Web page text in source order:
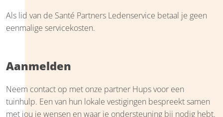
Als lid van de Santé Partners Ledenservice betaal je geen
eenmalige servicekosten.
Aanmelden
Neem contact op met onze partner Hups voor een
tuinhulp. Een van hun lokale vestigingen bespreekt samen
met jou je wensen en waar je ondersteuning bij nodig hebt.